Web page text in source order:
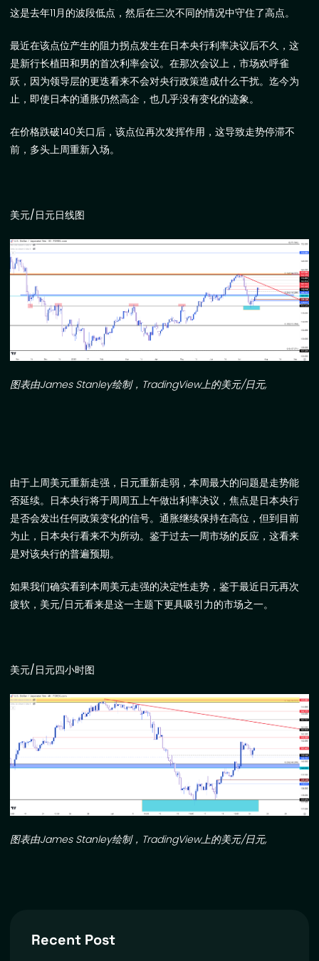
这是去年11月的波段低点，然后在三次不同的情况中守住了高点。
最近在该点位产生的阻力拐点发生在日本央行利率决议后不久，这
是新行长植田和男的首次利率会议。在那次会议上，市场欢呼雀
跃，因为领导层的更迭看来不会对央行政策造成什么干扰。迄今为
止，即使日本的通胀仍然高企，也几乎没有变化的迹象。
在价格跌破140关口后，该点位再次发挥作用，这导致走势停滞不
前，多头上周重新入场。
美元/日元日线图
图表由James Stanley绘制， TradingView上的美元/日元,
由于上周美元重新走强，日元重新走弱，本周最大的问题是走势能
否延续。日本央行将于周周五上午做出利率决议，焦点是日本央行
是否会发出任何政策变化的信号。通胀继续保持在高位，但到目前
为止，日本央行看来不为所动。鉴于过去一周市场的反应，这看来
是对该央行的普遍预期。
如果我们确实看到本周美元走强的决定性走势，鉴于最近日元再次
疲软，美元/日元看来是这一主题下更具吸引力的市场之一。
美元/日元四小时图
图表由James Stanley绘制， TradingView上的美元/日元,
Recent Post